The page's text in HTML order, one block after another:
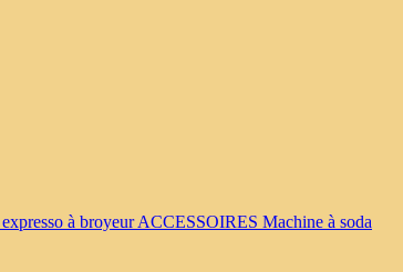
expresso à broyeurACCESSOIRES Machine à soda